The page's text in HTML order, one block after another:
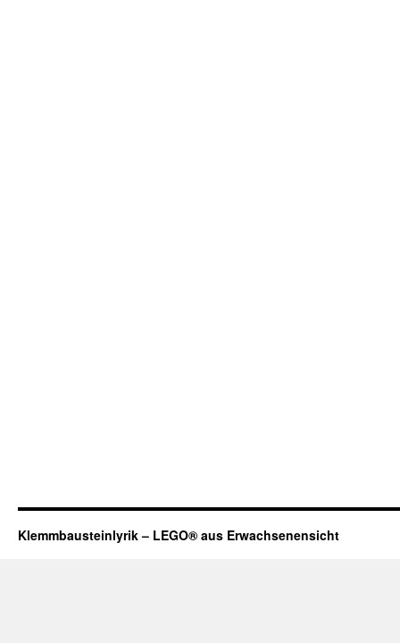
Klemmbausteinlyrik – LEGO® aus Erwachsenensicht